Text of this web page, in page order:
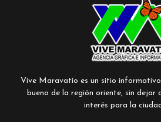
Vive Maravatío es un sitio
bueno de la región oriente, sin dejar
interés para la